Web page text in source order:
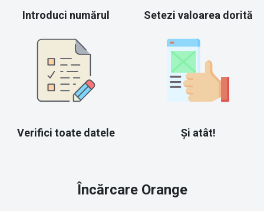
Introduci numărul Setezi valoarea dorită
Verifici toate datele Și atât!
Încărcare Orange